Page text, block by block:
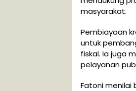
masyarakat.
Pembiayaan
untuk
fiskal. Ia juga
pelayanan
Fatoni menilai